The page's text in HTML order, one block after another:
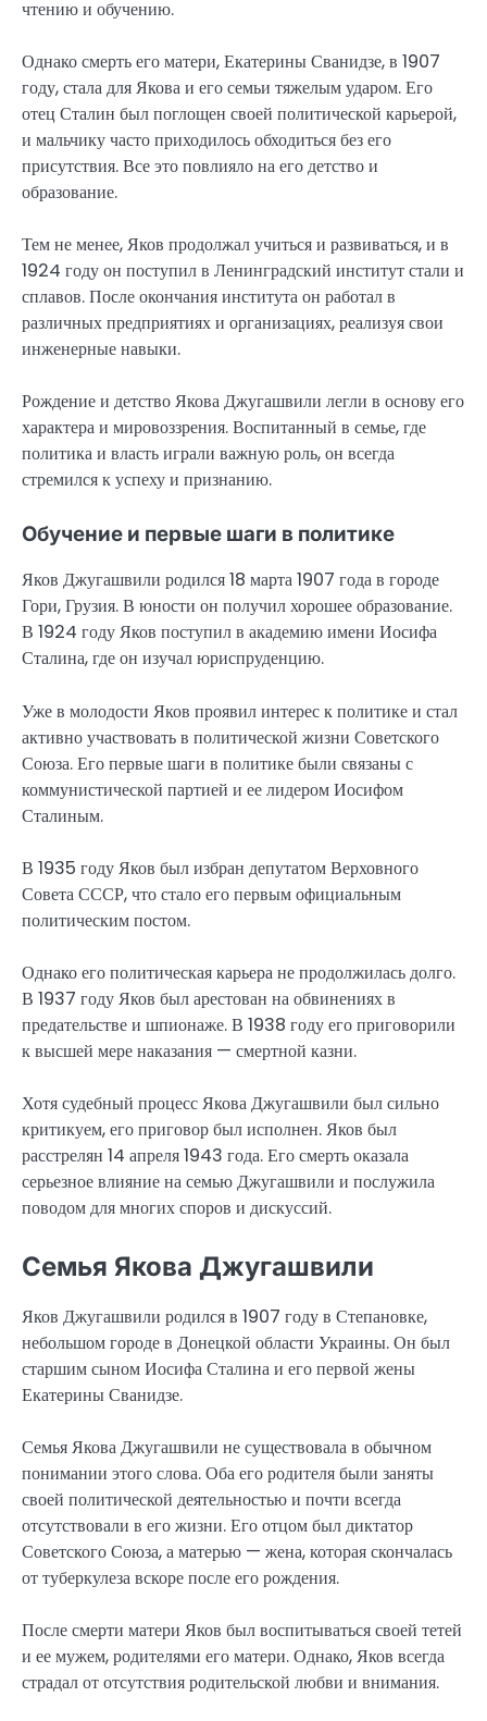
чтению и обучению.
Однако смерть его матери, Екатерины Сванидзе, в 1907
году, стала для Якова и его семьи тяжелым ударом. Его
отец Сталин был поглощен своей политической карьерой,
и мальчику часто приходилось обходиться без его
присутствия. Все это повлияло на его детство и
образование.
Тем не менее, Яков продолжал учиться и развиваться, и в
1924 году он поступил в Ленинградский институт стали и
сплавов. После окончания института он работал в
различных предприятиях и организациях, реализуя свои
инженерные навыки.
Рождение и детство Якова Джугашвили легли в основу его
характера и мировоззрения. Воспитанный в семье, где
политика и власть играли важную роль, он всегда
стремился к успеху и признанию.
Обучение и первые шаги в политике
Яков Джугашвили родился 18 марта 1907 года в городе
Гори, Грузия. В юности он получил хорошее образование.
В 1924 году Яков поступил в академию имени Иосифа
Сталина, где он изучал юриспруденцию.
Уже в молодости Яков проявил интерес к политике и стал
активно участвовать в политической жизни Советского
Союза. Его первые шаги в политике были связаны с
коммунистической партией и ее лидером Иосифом
Сталиным.
В 1935 году Яков был избран депутатом Верховного
Совета СССР, что стало его первым официальным
политическим постом.
Однако его политическая карьера не продолжилась долго.
В 1937 году Яков был арестован на обвинениях в
предательстве и шпионаже. В 1938 году его приговорили
к высшей мере наказания — смертной казни.
Хотя судебный процесс Якова Джугашвили был сильно
критикуем, его приговор был исполнен. Яков был
расстрелян 14 апреля 1943 года. Его смерть оказала
серьезное влияние на семью Джугашвили и послужила
поводом для многих споров и дискуссий.
Семья Якова Джугашвили
Яков Джугашвили родился в 1907 году в Степановке,
небольшом городе в Донецкой области Украины. Он был
старшим сыном Иосифа Сталина и его первой жены
Екатерины Сванидзе.
Семья Якова Джугашвили не существовала в обычном
понимании этого слова. Оба его родителя были заняты
своей политической деятельностью и почти всегда
отсутствовали в его жизни. Его отцом был диктатор
Советского Союза, а матерью — жена, которая скончалась
от туберкулеза вскоре после его рождения.
После смерти матери Яков был воспитываться своей тетей
и ее мужем, родителями его матери. Однако, Яков всегда
страдал от отсутствия родительской любви и внимания.